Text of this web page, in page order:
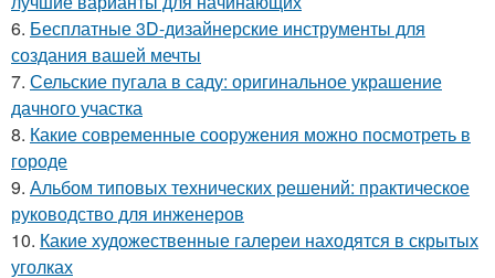
6. Бесплатные 3D-дизайнерские инструменты для
создания вашей мечты
7. Сельские пугала в саду: оригинальное украшение
дачного участка
8. Какие современные сооружения можно посмотреть в
городе
9. Альбом типовых технических решений: практическое
руководство для инженеров
10. Какие художественные галереи находятся в скрытых
уголках